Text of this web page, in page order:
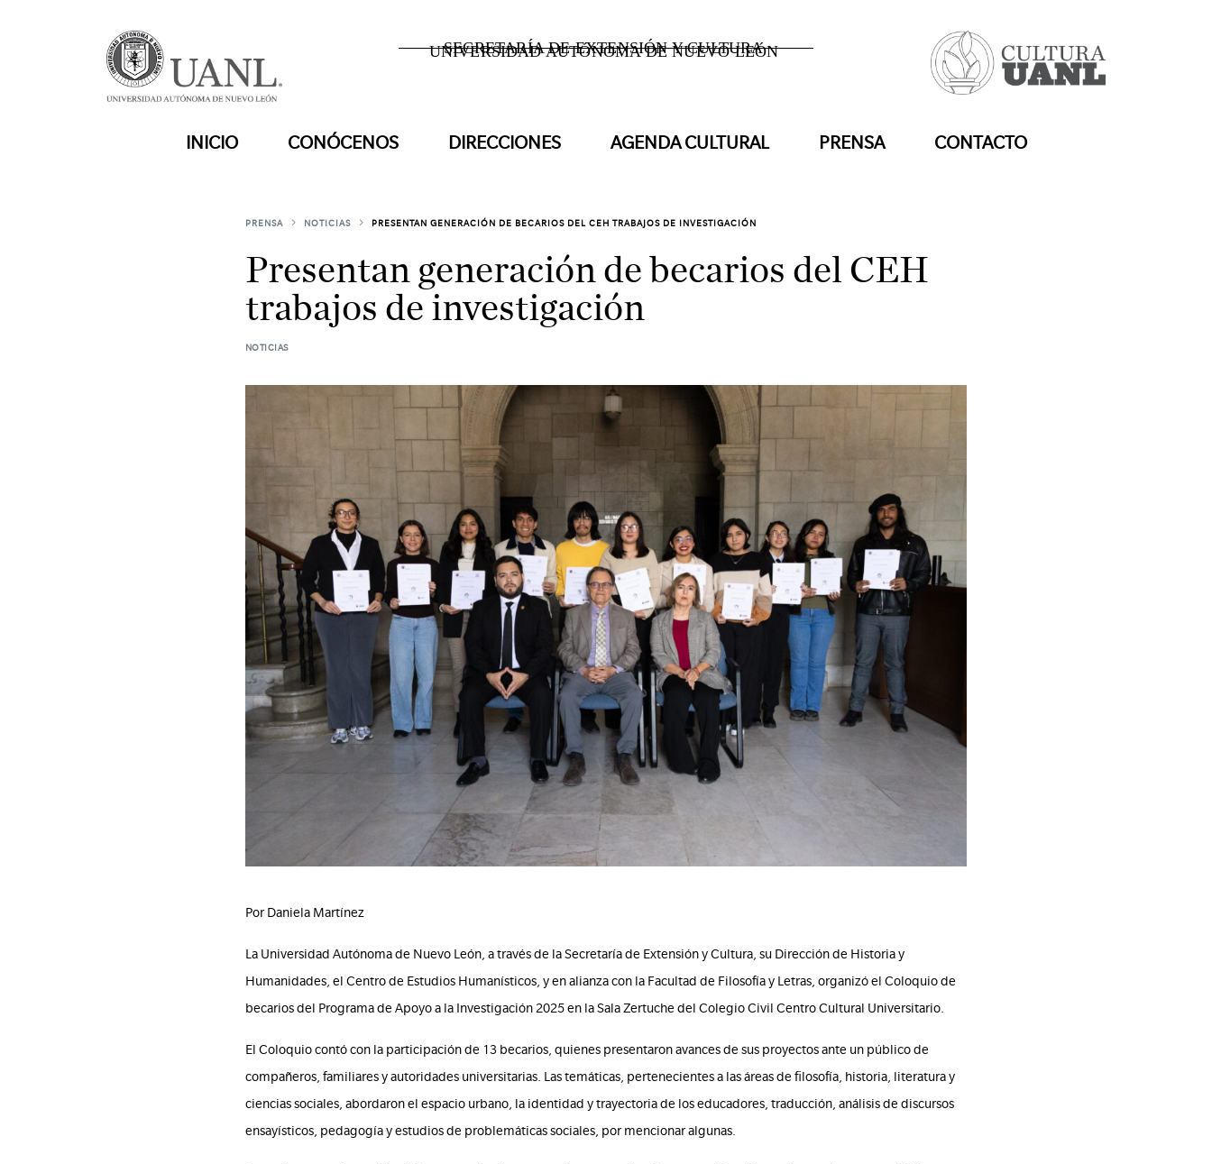
UNIVERSIDAD AUTÓNOMA DE NUEVO LEÓN
SECRETARÍA DE EXTENSIÓN Y CULTURA
INICIO CONÓCENOS DIRECCIONES AGENDA CULTURAL PRENSA CONTACTO
PRENSA NOTICIAS PRESENTAN GENERACIÓN DE BECARIOS DEL CEH TRABAJOS DE INVESTIGACIÓN
Presentan generación de becarios del CEH
trabajos de investigación
NOTICIAS
Por Daniela Martínez
La Universidad Autónoma de Nuevo León, a través de la Secretaría de Extensión y Cultura, su Dirección de Historia y
Humanidades, el Centro de Estudios Humanísticos, y en alianza con la Facultad de Filosofía y Letras, organizó el Coloquio de
becarios del Programa de Apoyo a la Investigación 2025 en la Sala Zertuche del Colegio Civil Centro Cultural Universitario.
El Coloquio contó con la participación de 13 becarios, quienes presentaron avances de sus proyectos ante un público de
compañeros, familiares y autoridades universitarias. Las temáticas, pertenecientes a las áreas de filosofía, historia, literatura y
ciencias sociales, abordaron el espacio urbano, la identidad y trayectoria de los educadores, traducción, análisis de discursos
ensayísticos, pedagogía y estudios de problemáticas sociales, por mencionar algunas.